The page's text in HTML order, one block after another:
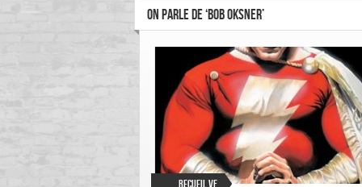
ON PARLE DE ‘BOB OKSNER’
Recueil VF